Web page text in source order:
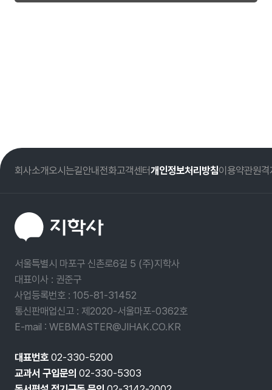
회사소개오시는길안내전화고객센터개인정보처리방침이용약관원격
서울특별시 마포구 신촌로6길 5 (주)지학사
대표이사 : 권준구
사업등록번호 : 105-81-31452
통신판매업신고 : 제2020-서울마포-0362호
E-mail : WEBMASTER@JIHAK.CO.KR
대표번호 02-330-5200
교과서 구입문의 02-330-5303